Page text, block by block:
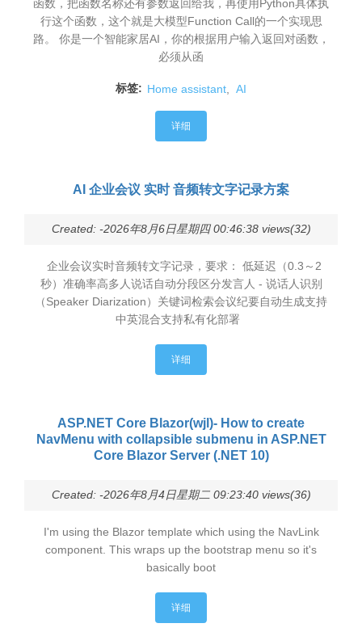
函数，把函数名称还有参数返回给我，再使用Python具体执
行这个函数，这个就是大模型Function Call的一个实现思
路。 你是一个智能家居AI，你的根据用户输入返回对函数，
必须从函
标签: Home assistant AI
详细
AI 企业会议 实时 音频转文字记录方案
Created: -2026年8月6日星期四 00:46:38 views(32)
企业会议实时音频转文字记录，要求： 低延迟（0.3～2
秒）准确率高多人说话自动分段区分发言人 - 说话人识别
（Speaker Diarization）关键词检索会议纪要自动生成支持
中英混合支持私有化部署
详细
ASP.NET Core Blazor(wjl)- How to create
NavMenu with collapsible submenu in ASP.NET
Core Blazor Server (.NET 10)
Created: -2026年8月4日星期二 09:23:40 views(36)
I'm using the Blazor template which using the NavLink
component. This wraps up the bootstrap menu so it's
basically boot
详细